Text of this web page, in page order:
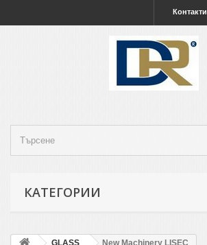
Контакти
КАТЕГОРИИ
GLASS New Machinery LISEC